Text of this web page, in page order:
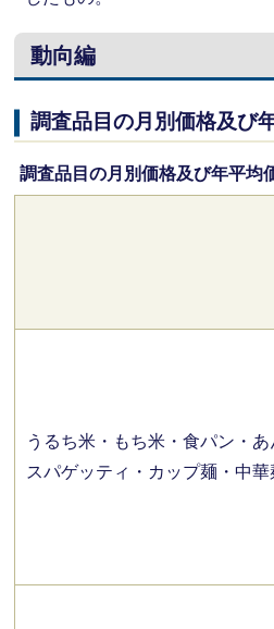
動向編
調査品目の月別価格及び
調査品目の月別価格及び年平均
うるち米・もち米・食パン・
スパゲッティ・カップ麺・中